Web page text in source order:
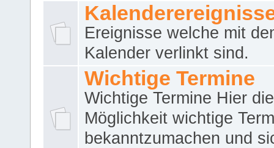
Ereignisse welche mit
Kalender verlinkt sind.
Wichtige Termine
Wichtige Termine Hier die
Möglichkeit wichtige
bekanntzumachen und